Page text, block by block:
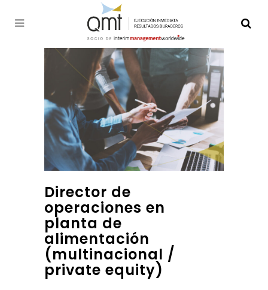
Director de
operaciones en
planta de
alimentación
(multinacional /
private equity)